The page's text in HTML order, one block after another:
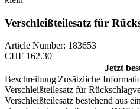
Verschleißteilesatz für
Article Number: 183653
CHF 162.30
Jetzt
Beschreibung Zusätzliche
Verschleißteilesatz für
Verschleißteilesatz bestehend aus